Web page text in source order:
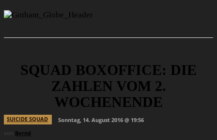
SQUAD BOXOFFICE: DIE
ZAHLEN VOM 2.
WOCHENENDE
SUICIDE SQUAD
Sonntag, 14. August 2016 @ 19:56
von Bernd